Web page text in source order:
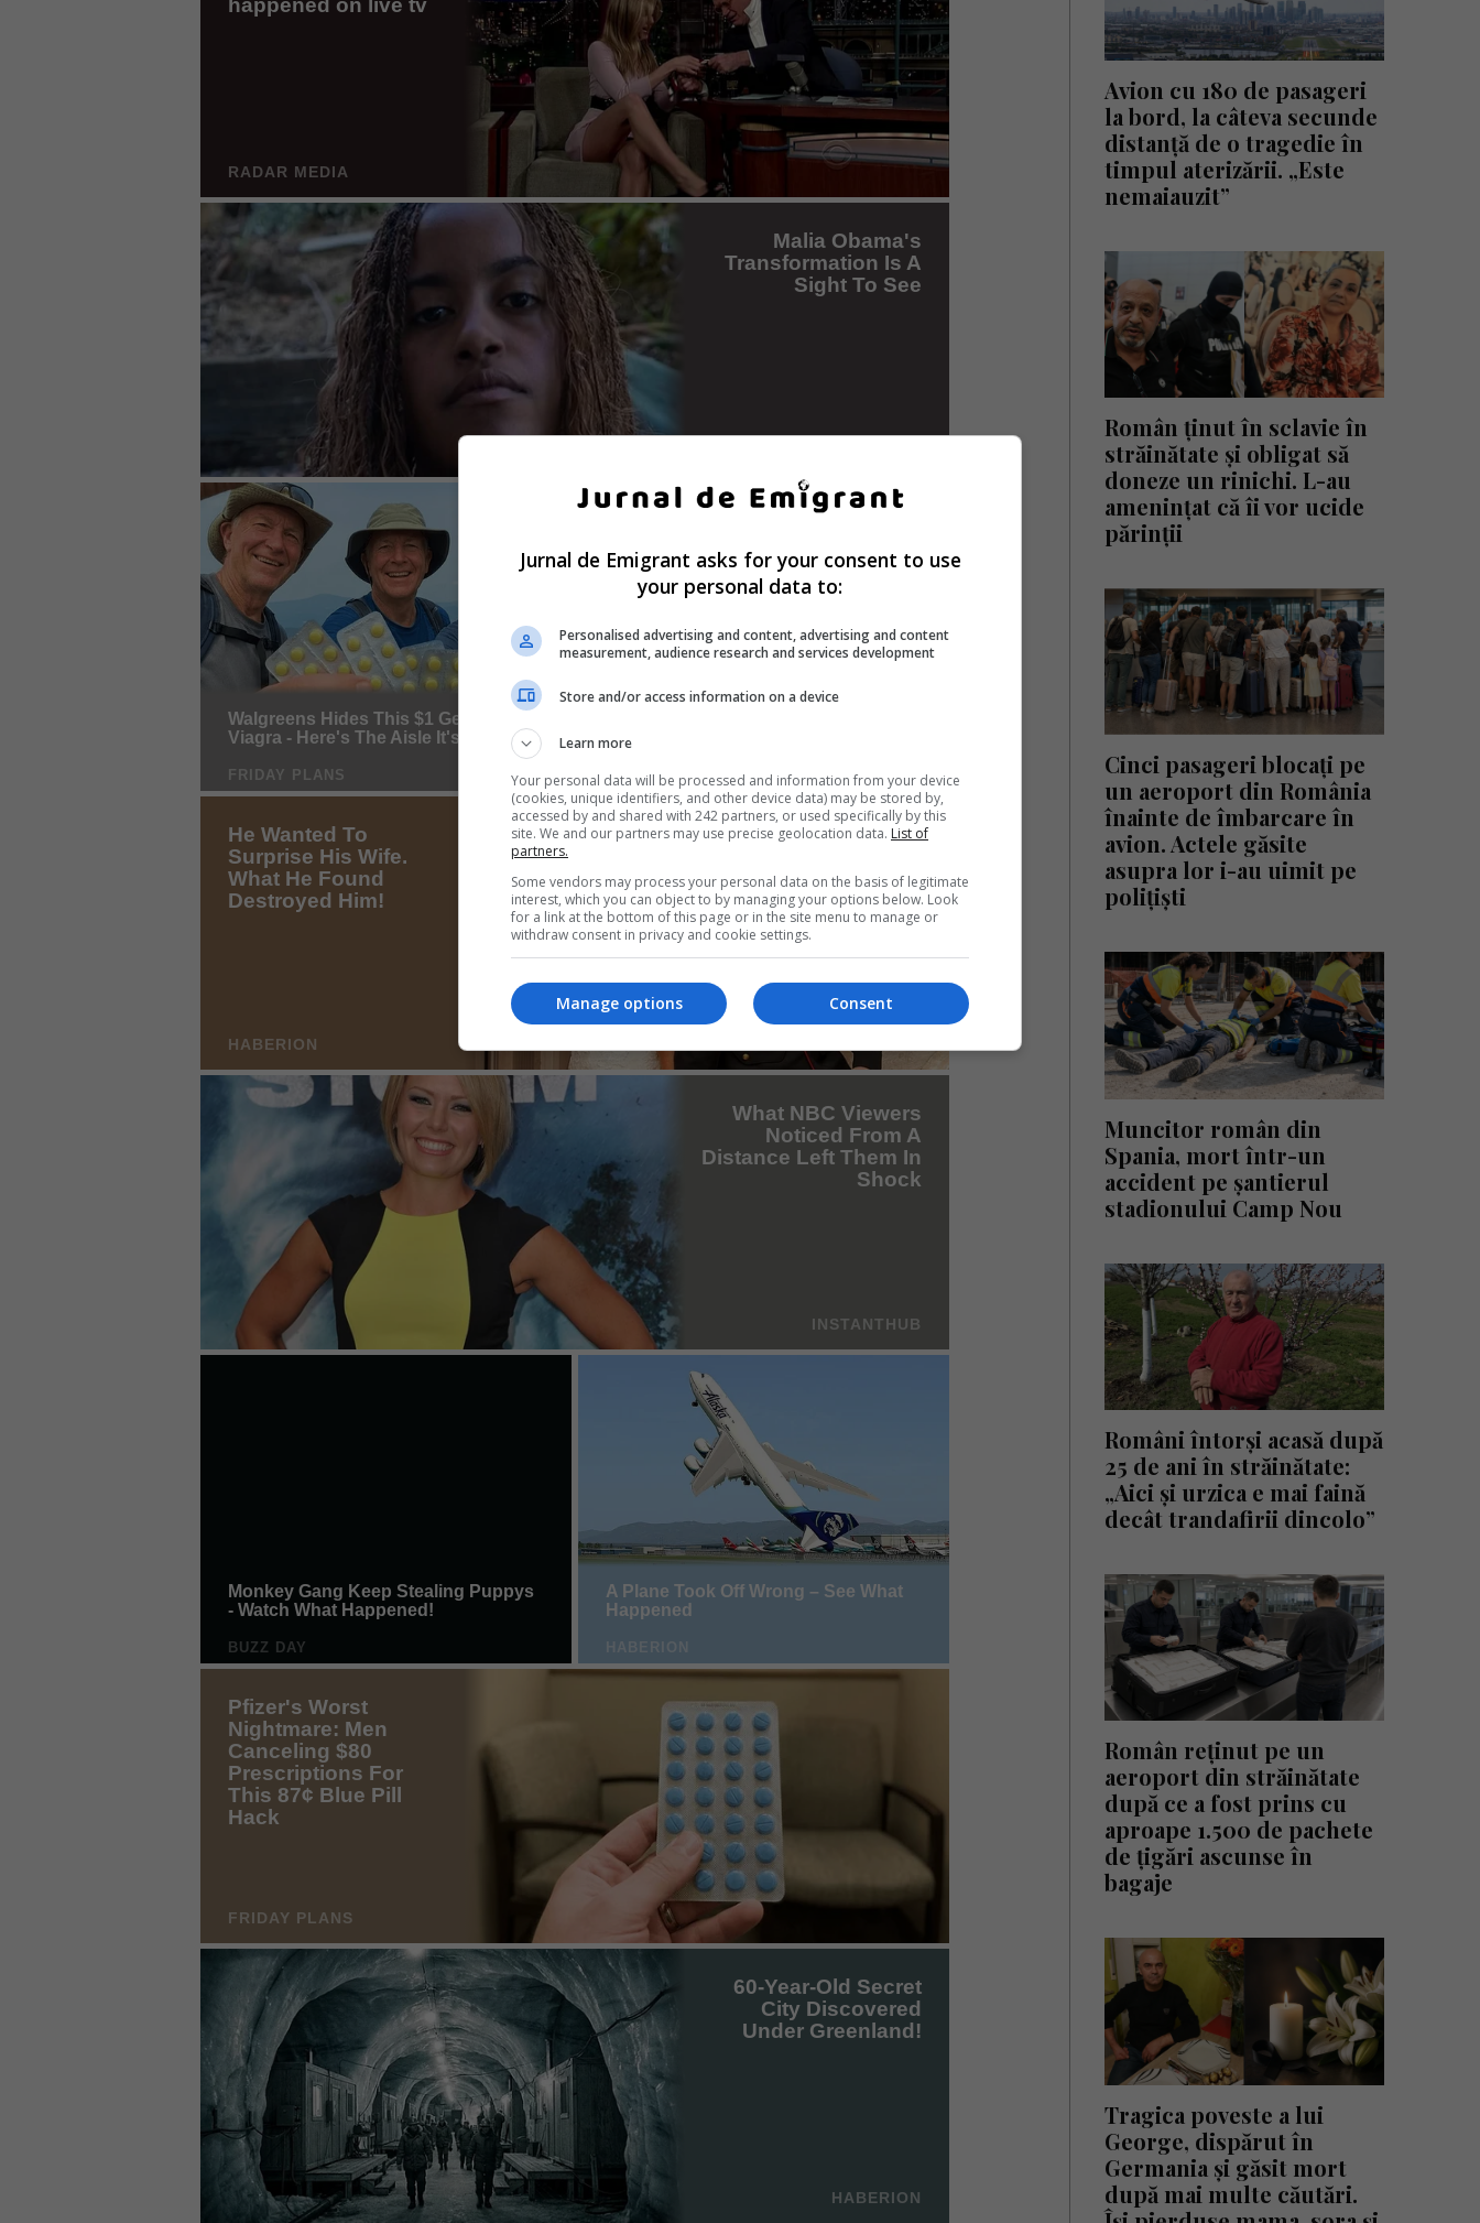
Avion cu 180 de pasageri
la bord, la câteva secunde
distanță de o tragedie în
timpul aterizării. „Este
nemaiauzit”
Român ținut în sclavie în
străinătate și obligat să
doneze un rinichi. L-au
amenințat că îi vor ucide
părinții
Cinci pasageri blocați pe
un aeroport din România
înainte de îmbarcare în
avion. Actele găsite
asupra lor i-au uimit pe
polițiști
Muncitor român din
Spania, mort într-un
accident pe șantierul
stadionului Camp Nou
Români întorși acasă după
25 de ani în străinătate:
„Aici și urzica e mai faină
decât trandafirii dincolo”
Român reținut pe un
aeroport din străinătate
după ce a fost prins cu
aproape 1.500 de pachete
de țigări ascunse în
bagaje
Tragica poveste a lui
George, dispărut în
Germania și găsit mort
după mai multe căutări.
Jurnal de Emigrant asks for your consent to use
your personal data to:
Personalised advertising and content, advertising and content
measurement, audience research and services development
Store and/or access information on a device
Learn more
Your personal data will be processed and information from your device
(cookies, unique identifiers, and other device data) may be stored by,
accessed by and shared with 242 partners, or used specifically by this
site. We and our partners may use precise geolocation data. List of
partners.
Some vendors may process your personal data on the basis of legitimate
interest, which you can object to by managing your options below. Look
for a link at the bottom of this page or in the site menu to manage or
withdraw consent in privacy and cookie settings.
Consent
Manage options